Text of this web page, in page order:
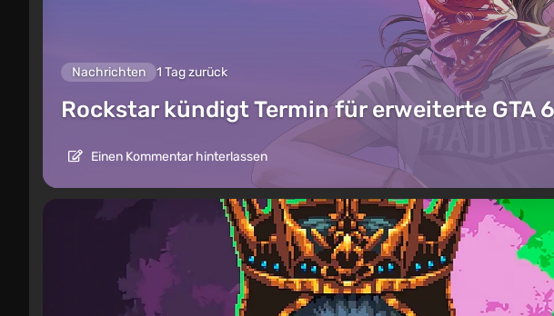
Nachrichten 1 Tag zurück
Rockstar kündigt Termin für erweiterte GTA
Einen Kommentar hinterlassen